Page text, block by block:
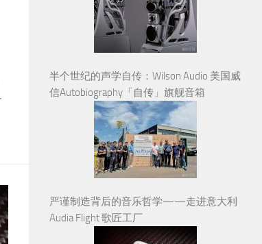
半个世纪的声学自传：Wilson Audio 美国威
信Autobiography「自传」旗舰音箱
严谨制造背后的音乐哲学——走进意大利
Audia Flight 歌匠工厂